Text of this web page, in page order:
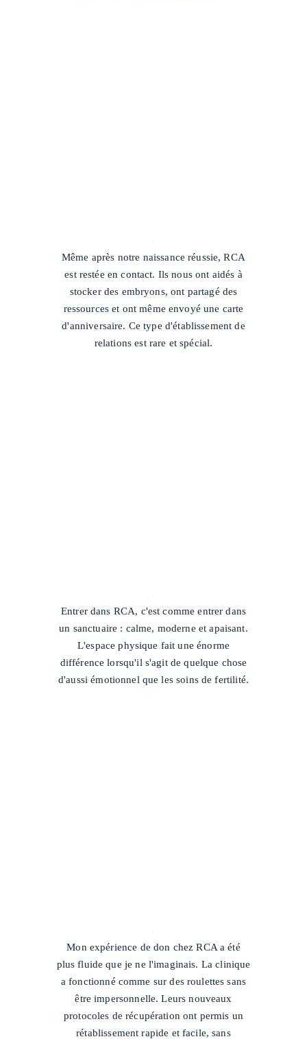
Même après notre naissance réussie, RCA
est restée en contact. Ils nous ont aidés à
stocker des embryons, ont partagé des
ressources et ont même envoyé une carte
d'anniversaire. Ce type d'établissement de
relations est rare et spécial.
Entrer dans RCA, c'est comme entrer dans
un sanctuaire : calme, moderne et apaisant.
L'espace physique fait une énorme
différence lorsqu'il s'agit de quelque chose
d'aussi émotionnel que les soins de fertilité.
Mon expérience de don chez RCA a été
plus fluide que je ne l'imaginais. La clinique
a fonctionné comme sur des roulettes sans
être impersonnelle. Leurs nouveaux
protocoles de récupération ont permis un
rétablissement rapide et facile, sans